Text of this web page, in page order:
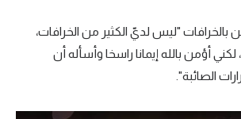
بالخرافات "ليس لديّ الكثير من الخرافات،
أؤمن بالله إيمانا راسخا وأسأله أن
الصائبة".